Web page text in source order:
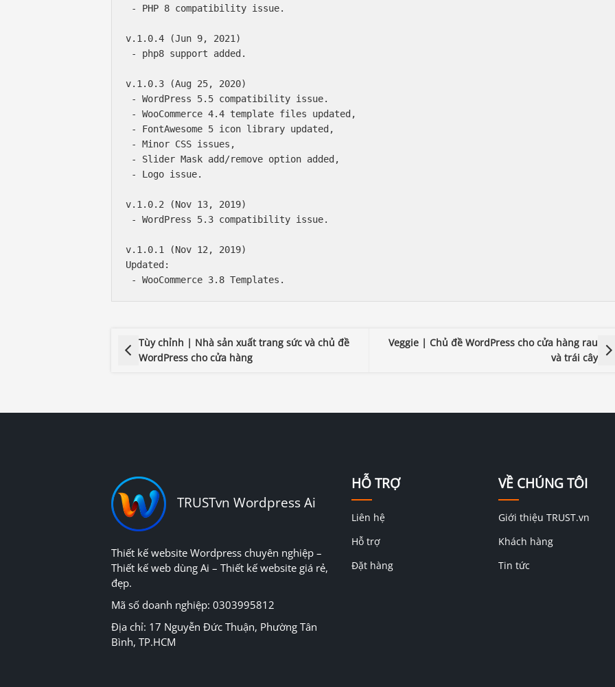
- PHP 8 compatibility issue.
v.1.0.4 (Jun 9, 2021)
- php8 support added.
v.1.0.3 (Aug 25, 2020)
- WordPress 5.5 compatibility issue.
- WooCommerce 4.4 template files updated,
- FontAwesome 5 icon library updated,
- Minor CSS issues,
- Slider Mask add/remove option added,
- Logo issue.
v.1.0.2 (Nov 13, 2019)
- WordPress 5.3 compatibility issue.
v.1.0.1 (Nov 12, 2019)
Updated:
Tùy chỉnh | Nhà sản xuất trang sức và chủ đề
WordPress cho cửa hàng
Veggie | Chủ đề WordPress cho cửa hàng rau
và trái cây
TRUSTvn Wordpress Ai
Thiết kế website Wordpress chuyên nghiệp –
Thiết kế web dùng Ai – Thiết kế website giá rẻ,
đẹp.
Mã số doanh nghiệp: 0303995812
Địa chỉ: 17 Nguyễn Đức Thuận, Phường Tân
Bình, TP.HCM
HỖ TRỢ
Liên hệ
Hỗ trợ
Đặt hàng
VỀ CHÚNG TÔI
Giới thiệu TRUST.vn
Khách hàng
Tin tức